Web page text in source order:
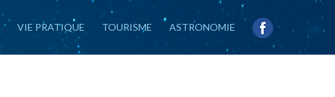
VIE PRATIQUE TOURISME ASTRONOMIE